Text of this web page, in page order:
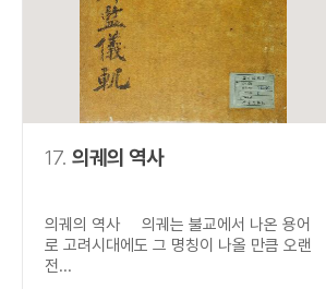
17. 의궤의 역사
의궤의 역사 의궤는 불교에서 나온 용어
로 고려시대에도 그 명칭이 나올 만큼 오랜
전...